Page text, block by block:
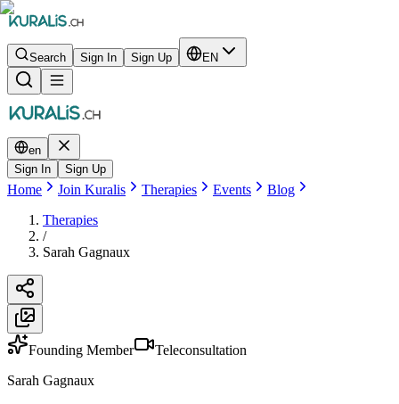
Search Sign In Sign Up EN
en
Sign In
Sign Up
Home Join Kuralis Therapies Events
Blog
Therapies
/
Sarah Gagnaux
Founding Member
Teleconsultation
Sarah Gagnaux